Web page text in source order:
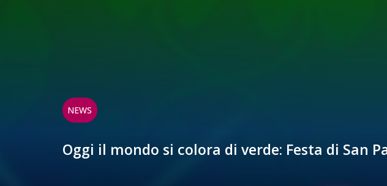
NEWS
Oggi il mondo si colora di verde: Festa di San